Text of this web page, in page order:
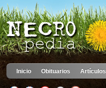
Inicio Obituarios Artículos